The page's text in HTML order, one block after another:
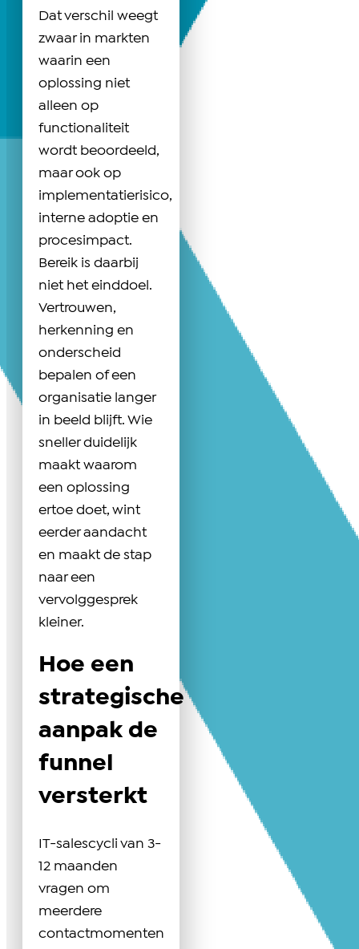
Dat verschil weegt
zwaar in markten
waarin een
oplossing niet
alleen op
functionaliteit
wordt beoordeeld,
maar ook op
implementatierisico,
interne adoptie en
procesimpact.
Bereik is daarbij
niet het einddoel.
Vertrouwen,
herkenning en
onderscheid
bepalen of een
organisatie langer
in beeld blijft. Wie
sneller duidelijk
maakt waarom
een oplossing
ertoe doet, wint
eerder aandacht
en maakt de stap
naar een
vervolggesprek
kleiner.
Hoe een
strategische
aanpak de
funnel
versterkt
IT-salescycli van 3-
12 maanden
vragen om
meerdere
contactmomenten